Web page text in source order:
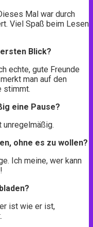
Mal war durch
Viel Spaß beim Lesen
Blick?
echte, gute Freunde
man auf den
stimmt.
eine Pause?
unregelmäßig.
ohne es zu wollen?
Ich meine, wer kann
ist wie er ist,